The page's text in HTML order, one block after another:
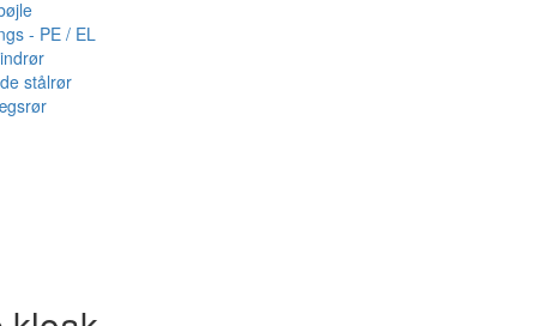
- PE / EL
stålrør